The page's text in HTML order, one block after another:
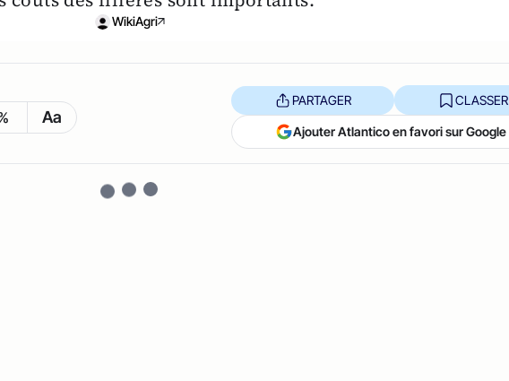
WikiAgri
Aa
PARTAGER CLASSER
Ajouter Atlantico en favori sur Google